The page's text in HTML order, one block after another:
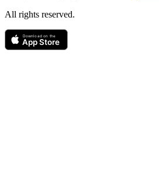
All rights reserved.